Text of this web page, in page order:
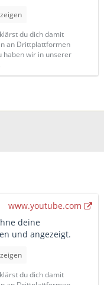
du dich damit
an Drittplattformen
haben wir in unserer
www.youtube.com
deine
und angezeigt.
du dich damit